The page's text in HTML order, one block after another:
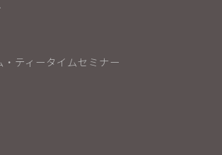
・ティータイムセミナー